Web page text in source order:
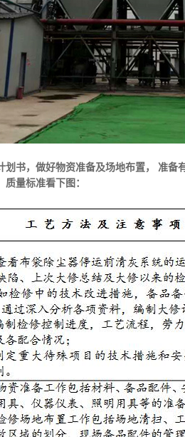
书，做好物资准备及场地布置， 准备
量标准看下图：